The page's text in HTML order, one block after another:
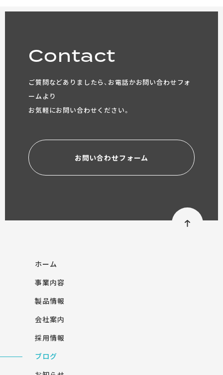
Contact
ご質問などありましたら、お電話かお問い合わせフォ
ームより
お気軽にお問い合わせください。
お問い合わせフォーム
ホーム
事業内容
製品情報
会社案内
採用情報
ブログ